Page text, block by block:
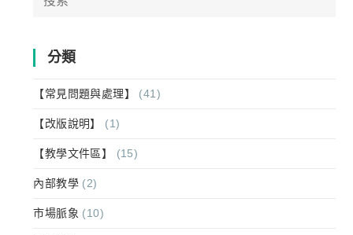
分類
【常見問題與處理】 (41)
【改版說明】 (1)
【教學文件區】 (15)
內部教學 (2)
市場脈象 (10)